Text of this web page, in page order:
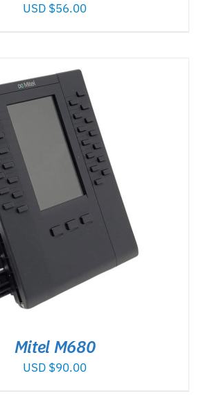
USD $56.00
Mitel M680
USD $90.00